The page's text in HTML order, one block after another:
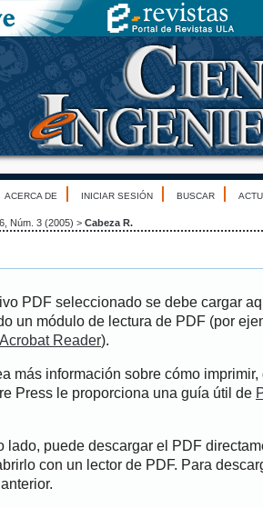
ACERCA DE INICIAR SESIÓN BUSCAR
Núm. 3 (2005) > Cabeza R.
PDF seleccionado se debe cargar
un módulo de lectura de PDF (por
Reader).
más información sobre cómo
Press le proporciona una guía útil de
lado, puede descargar el PDF
con un lector de PDF. Para